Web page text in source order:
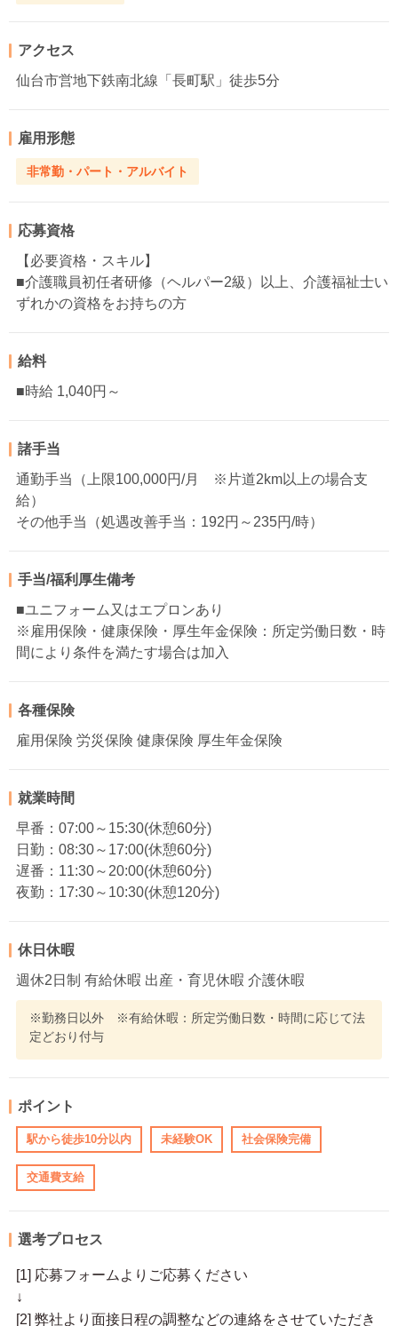
アクセス
仙台市営地下鉄南北線「長町駅」徒歩5分
雇用形態
非常勤・パート・アルバイト
応募資格
【必要資格・スキル】
■介護職員初任者研修（ヘルパー2級）以上、介護福祉士い
ずれかの資格をお持ちの方
給料
■時給 1,040円～
諸手当
通勤手当（上限100,000円/月 ※片道2km以上の場合支
給）
その他手当（処遇改善手当：192円～235円/時）
手当/福利厚生備考
■ユニフォーム又はエプロンあり
※雇用保険・健康保険・厚生年金保険：所定労働日数・時
間により条件を満たす場合は加入
各種保険
雇用保険 労災保険 健康保険 厚生年金保険
就業時間
早番：07:00～15:30(休憩60分)
日勤：08:30～17:00(休憩60分)
遅番：11:30～20:00(休憩60分)
夜勤：17:30～10:30(休憩120分)
休日休暇
週休2日制 有給休暇 出産・育児休暇 介護休暇
※勤務日以外 ※有給休暇：所定労働日数・時間に応じて法
定どおり付与
ポイント
駅から徒歩10分以内 未経験OK 社会保険完備
交通費支給
選考プロセス
[1] 応募フォームよりご応募ください
↓
[2] 弊社より面接日程の調整などの連絡をさせていただき